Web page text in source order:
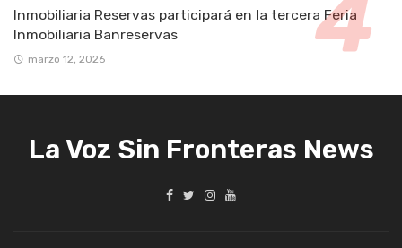
Inmobiliaria Reservas participará en la tercera Feria
Inmobiliaria Banreservas
marzo 12, 2026
La Voz Sin Fronteras News